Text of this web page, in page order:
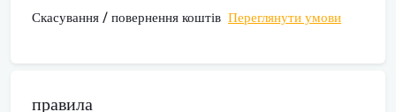
Скасування / повернення коштів Переглянути умови
правила